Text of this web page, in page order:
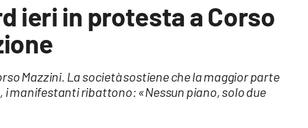
ieri in protesta a Corso
Mazzini. La società sostiene che la maggior parte
manifestanti ribattono: «Nessun piano, solo due